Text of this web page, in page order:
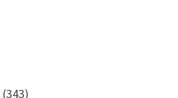
(343)